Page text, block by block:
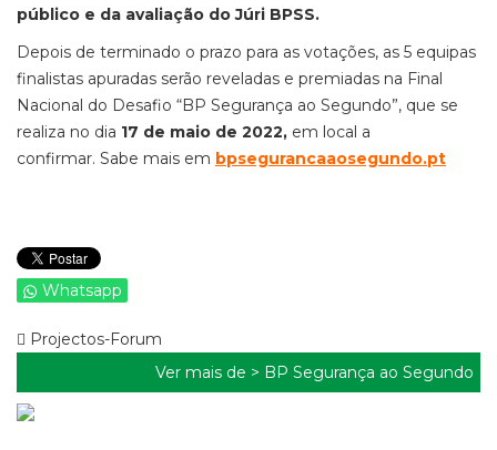
público e da avaliação do Júri BPSS.
Depois de terminado o prazo para as votações, as 5 equipas
finalistas apuradas serão reveladas e premiadas na Final
Nacional do Desafio “BP Segurança ao Segundo”, que se
realiza no dia 17 de maio de 2022, em local a
confirmar. Sabe mais em bpsegurancaaosegundo.pt
Whatsapp
Projectos-Forum
Ver mais de > BP Segurança ao Segundo